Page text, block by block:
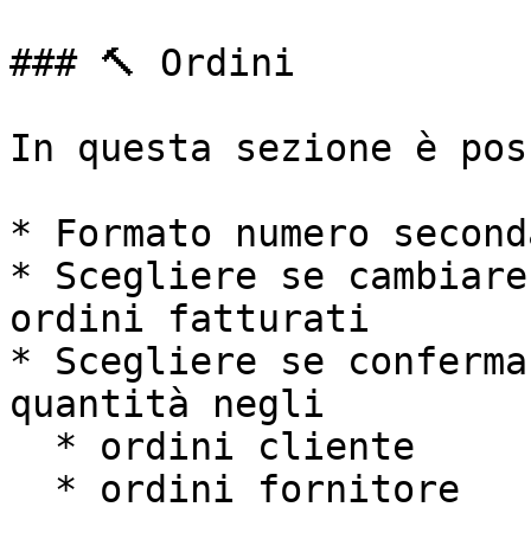
### 🔨 Ordini
In questa sezione è
* Formato numero
* Scegliere se
ordini fatturati
* Scegliere se
quantità negli